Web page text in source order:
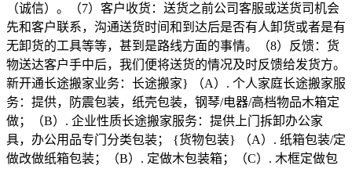
（诚信）。（7）客户收货：送货之前公司客服或送货司机会
先和客户联系，沟通送货时间和到达后是否有人卸货或者是有
无卸货的工具等等，甚到是路线方面的事情。（8）反馈：货
物送达客户手中后，我们便将送货的情况及时反馈给发货方。
新开通长途搬家业务：长途搬家} （A） . 个人家庭长途搬家服
务：提供，防震包装，纸壳包装，钢琴/电器/高档物品木箱定
做；（B） . 企业性质长途搬家服务：提供上门拆卸办公家
具，办公用品专门分类包装；
{货物包装} （A） . 纸箱包装/定
做改做纸箱包装；（B） . 定做木包装箱；（C） . 木框定做包